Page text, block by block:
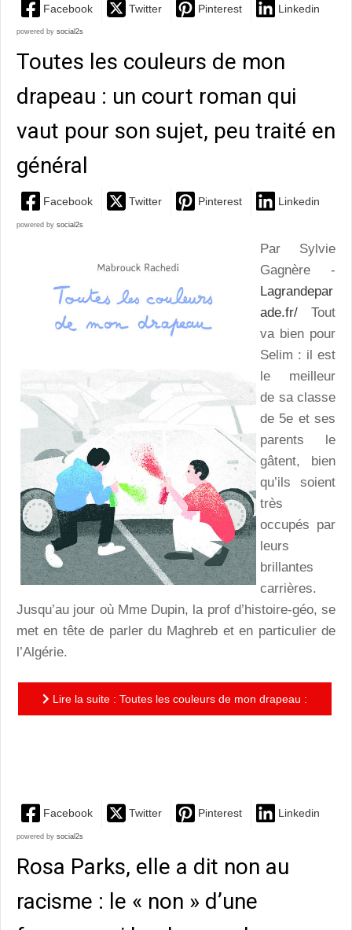
Facebook Twitter Pinterest Linkedin
powered by social2s
Toutes les couleurs de mon
drapeau : un court roman qui
vaut pour son sujet, peu traité en
général
Facebook Twitter Pinterest Linkedin
powered by social2s
Par Sylvie
Gagnère -
Lagrandepar
ade.fr/ Tout
va bien pour
Selim : il est
le meilleur
de sa classe
de 5e et ses
parents le
gâtent, bien
qu’ils soient
très
occupés par
leurs
brillantes
carrières.
Jusqu’au jour où Mme Dupin, la prof d’histoire-géo, se
met en tête de parler du Maghreb et en particulier de
l’Algérie.
Lire la suite : Toutes les couleurs de mon drapeau :
Facebook Twitter Pinterest Linkedin
powered by social2s
Rosa Parks, elle a dit non au
racisme : le « non » d’une